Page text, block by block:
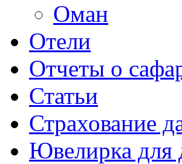
Оман
Отели
Отчеты о
Статьи
Страхование
Ювелирка для